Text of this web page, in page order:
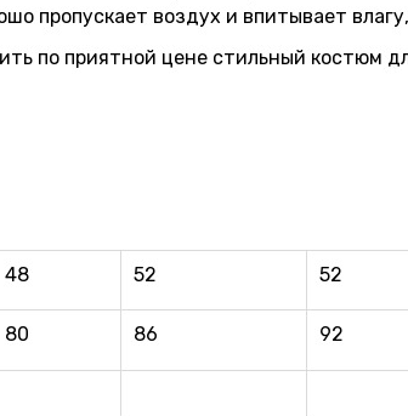
пропускает воздух и впитывает
по приятной цене стильный костюм
48 52 52
80 86 92